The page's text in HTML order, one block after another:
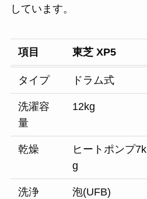
しています。
項目 東芝 XP5
タイプ ドラム式
洗濯容
量
12kg
乾燥
ヒートポンプ7k
g
洗浄 泡(UFB)